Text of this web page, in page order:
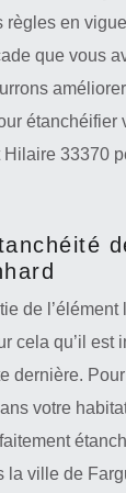
règles en
que vous
étanchéifier
33370
de
cela qu’il est
dernière.
votre
la ville de